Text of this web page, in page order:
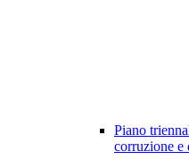
Piano
corruzione e